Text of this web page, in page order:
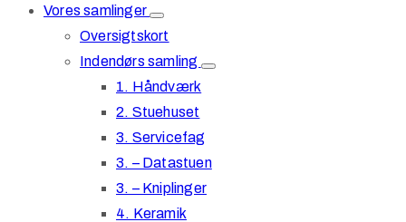
Vores samlinger
Oversigtskort
Indendørs samling
1. Håndværk
2. Stuehuset
3. Servicefag
3. – Datastuen
3. – Kniplinger
4. Keramik